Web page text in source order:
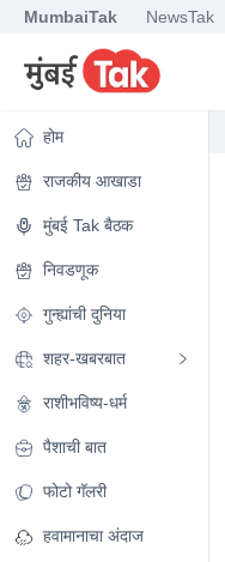
MumbaiTak NewsTak
होम
राजकीय आखाडा
मुंबई Tak बैठक
निवडणूक
गुन्ह्यांची दुनिया
शहर-खबरबात
राशीभविष्य-धर्म
पैशाची बात
फोटो गॅलरी
हवामानाचा अंदाज